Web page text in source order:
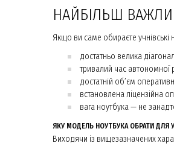
НАЙБІЛЬШ
Якщо ви саме обираєте учнівські
достатньо велика
тривалий час автономної
достатній об’єм
встановлена ліцензійна
вага ноутбука — не
ЯКУ МОДЕЛЬ НОУТБУКА ОБРАТИ ДЛЯ
Виходячи із вищезазначених